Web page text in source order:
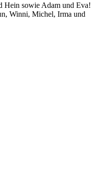
Hein sowie Adam und Eva!
Winni, Michel, Irma und